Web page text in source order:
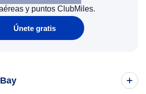
y puntos ClubMiles.
Únete gratis